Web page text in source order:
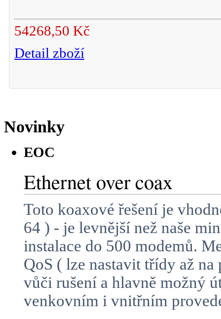
54268,50 Kč
Detail zboží
Novinky
EOC
Ethernet over coax
Toto koaxové řešení je
64 ) - je levnější než naše
instalace do 500 modemů.
QoS ( lze nastavit třídy až
vůči rušení a hlavně možný
venkovním i vnitřním